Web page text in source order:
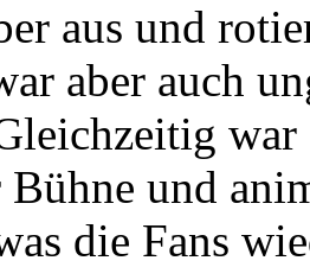
aus und
aber auch
und
die Fans